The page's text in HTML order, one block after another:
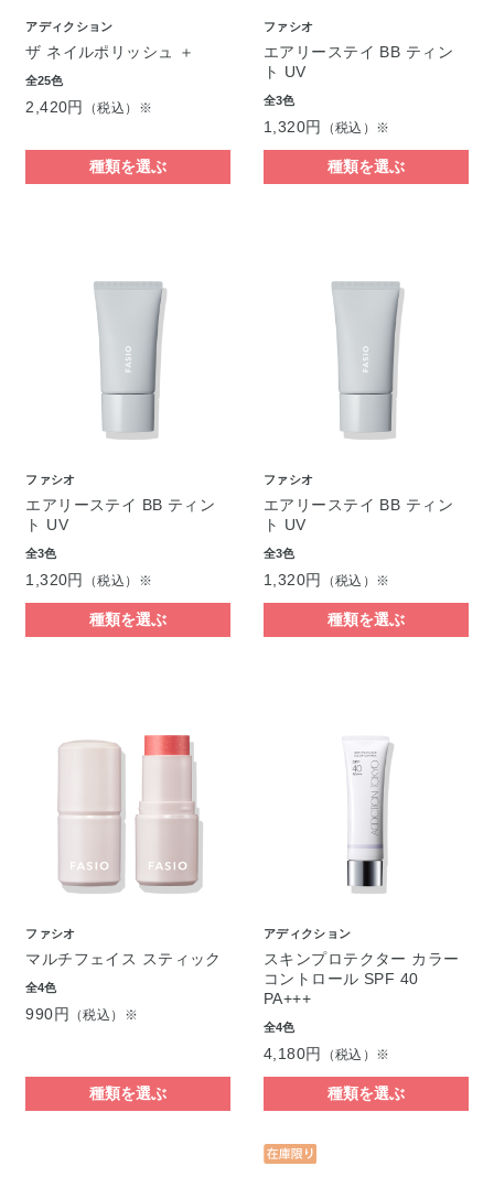
アディクション
ザ ネイルポリッシュ ＋
全25色
2,420円 （税込）※
種類を選ぶ
ファシオ
エアリーステイ BB ティン
ト UV
全3色
1,320円 （税込）※
種類を選ぶ
ファシオ
エアリーステイ BB ティン
ト UV
全3色
1,320円 （税込）※
種類を選ぶ
ファシオ
エアリーステイ BB ティン
ト UV
全3色
1,320円 （税込）※
種類を選ぶ
ファシオ
マルチフェイス スティック
全4色
990円 （税込）※
種類を選ぶ
アディクション
スキンプロテクター カラー
コントロール SPF 40
PA+++
全4色
4,180円 （税込）※
種類を選ぶ